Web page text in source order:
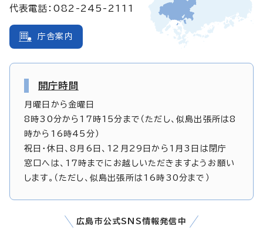
代表電話：082-245-2111
庁舎案内
開庁時間
月曜日から金曜日
8時30分から17時15分まで（ただし、似島出張所は8
時から16時45分）
祝日・休日、8月6日、12月29日から1月3日は閉庁
窓口へは、17時までにお越しいただきますようお願い
します。（ただし、似島出張所は16時30分まで）
広島市公式SNS情報発信中